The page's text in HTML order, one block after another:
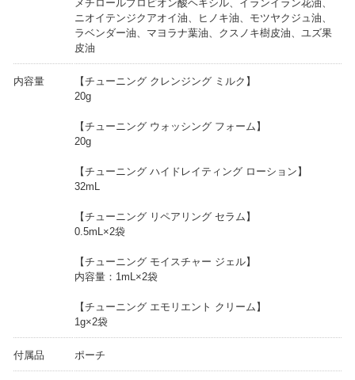
メチロールプロピオン酸ヘキシル、イランイラン花油、
ニオイテンジクアオイ油、ヒノキ油、モツヤクジュ油、
ラベンダー油、マヨラナ葉油、クスノキ樹皮油、ユズ果
皮油
内容量
【チューニング クレンジング ミルク】
20g
【チューニング ウォッシング フォーム】
20g
【チューニング ハイドレイティング ローション】
32mL
【チューニング リペアリング セラム】
0.5mL×2袋
【チューニング モイスチャー ジェル】
内容量：1mL×2袋
【チューニング エモリエント クリーム】
1g×2袋
付属品 ポーチ